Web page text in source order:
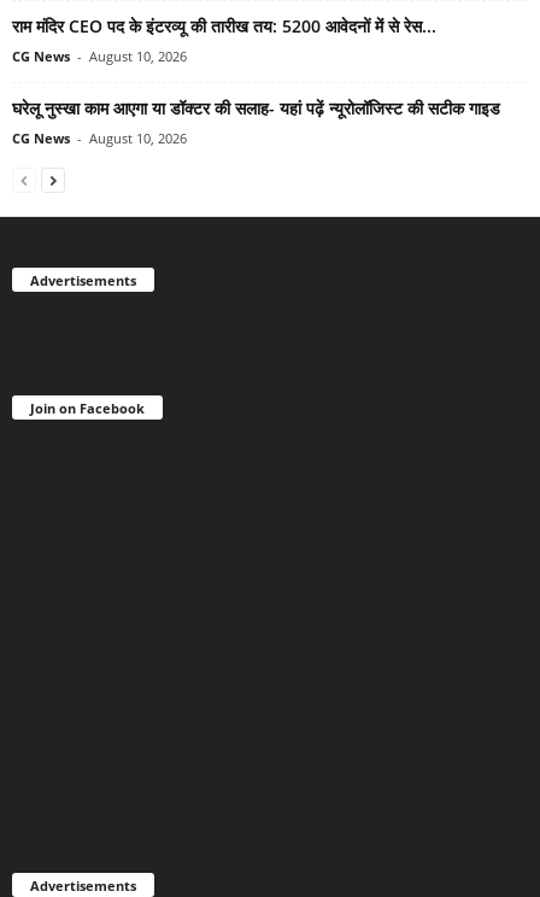
राम मंदिर CEO पद के इंटरव्यू की तारीख तय: 5200 आवेदनों में से रेस...
CG News - August 10, 2026
घरेलू नुस्खा काम आएगा या डॉक्टर की सलाह- यहां पढ़ें न्यूरोलॉजिस्ट की सटीक गाइड
CG News - August 10, 2026
Advertisements
Join on Facebook
Advertisements